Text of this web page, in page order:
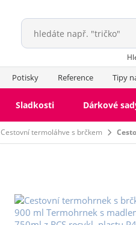
Potisky Reference Tipy
Sladkosti Dárkové
Cestovní termoláhve s brčkem